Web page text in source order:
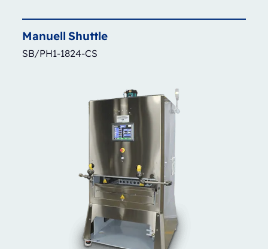
Manuell Shuttle
SB/PH1-1824-CS